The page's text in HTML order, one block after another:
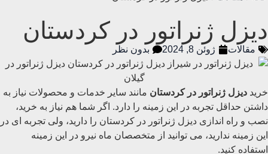
دیزل ژنراتور در کردستان
مقالات ژوئن 8, 2024 بدون نظر
خرید دیزل ژنراتور در کردستان مانند سایر خدمات و محصولات نیاز به
داشتن حداقل تجربه در این زمینه را دارد. اگر شما هم نیاز به خرید،
نصب و راه اندازی دیزل ژنراتور در کردستان را دارید، ولی تجربه ای در
این زمینه ندارید، می توانید از متخصصان ماه نیرو در این زمینه
استفاده کنید.